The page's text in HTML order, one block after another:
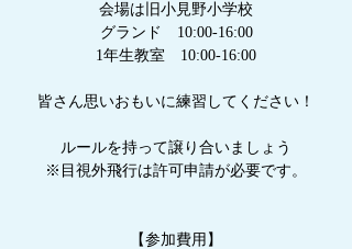
会場は旧小見野小学校
グランド 10:00-16:00
1年生教室 10:00-16:00
皆さん思いおもいに練習してください！
ルールを持って譲り合いましょう
※目視外飛行は許可申請が必要です。
【参加費用】